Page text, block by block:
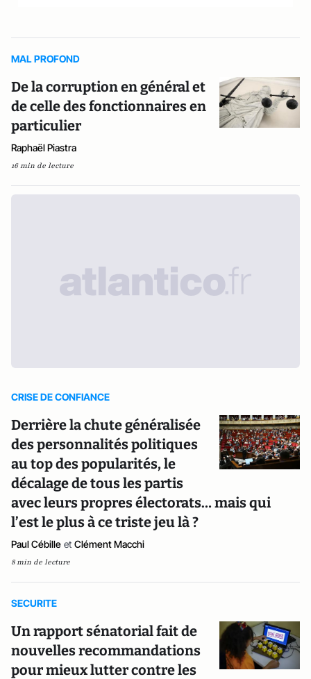
MAL PROFOND
De la corruption en général et
de celle des fonctionnaires en
particulier
Raphaël Piastra
16 min de lecture
CRISE DE CONFIANCE
Derrière la chute généralisée
des personnalités politiques
au top des popularités, le
décalage de tous les partis
avec leurs propres électorats… mais qui
l’est le plus à ce triste jeu là ?
Paul Cébille et Clément Macchi
8 min de lecture
SECURITE
Un rapport sénatorial fait de
nouvelles recommandations
pour mieux lutter contre les